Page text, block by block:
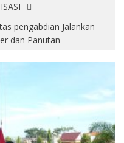
pengabdian Jalankan
dan Panutan